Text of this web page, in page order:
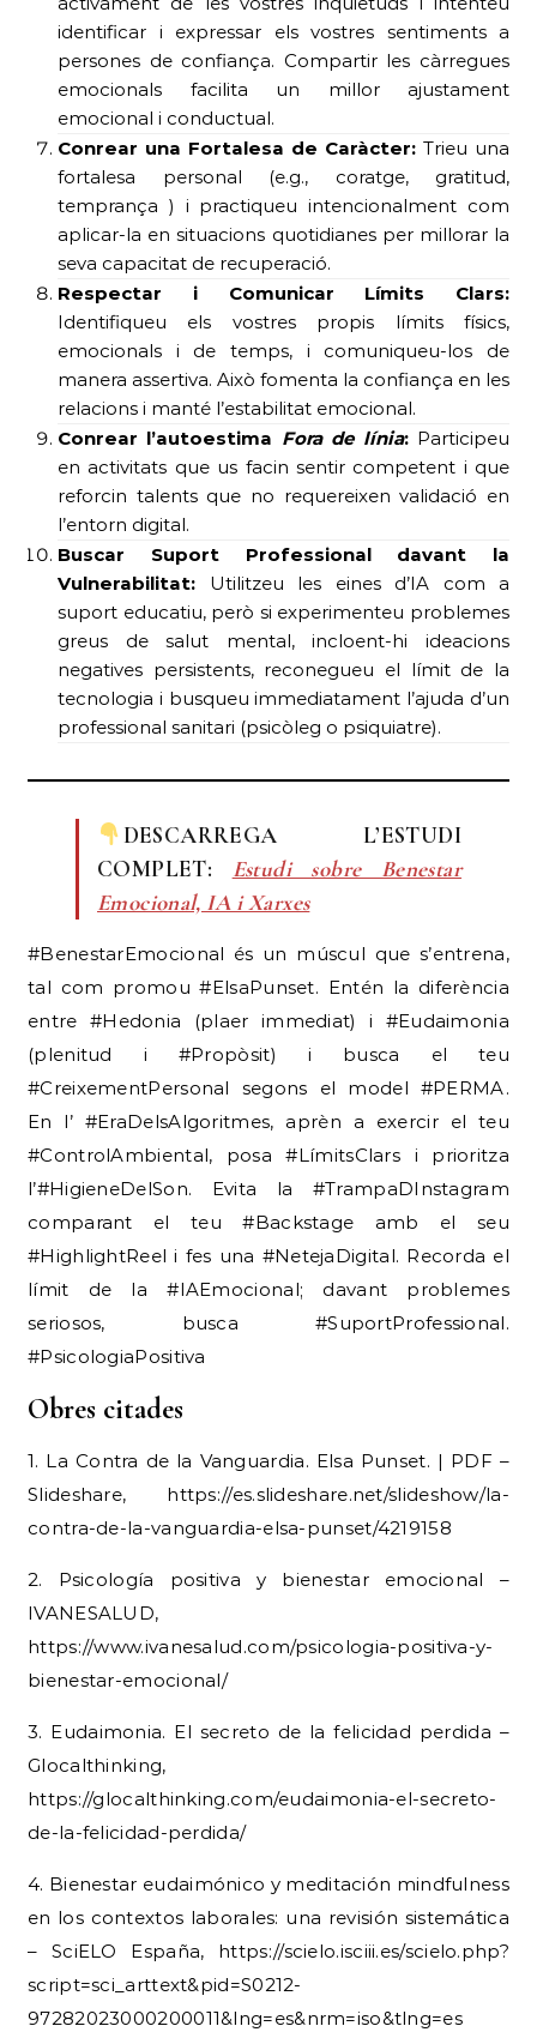
identificar i expressar els vostres sentiments a
persones de confiança. Compartir les càrregues
emocionals facilita un millor ajustament
emocional i conductual.
Conrear una Fortalesa de Caràcter: Trieu una
fortalesa personal (e.g., coratge, gratitud,
temprança ) i practiqueu intencionalment com
aplicar-la en situacions quotidianes per millorar la
seva capacitat de recuperació.
Respectar i Comunicar Límits Clars:
Identifiqueu els vostres propis límits físics,
emocionals i de temps, i comuniqueu-los de
manera assertiva. Això fomenta la confiança en les
relacions i manté l’estabilitat emocional.
Conrear l’autoestima Fora de línia:Participeu
en activitats que us facin sentir competent i que
reforcin talents que no requereixen validació en
l’entorn digital.
Buscar Suport Professional davant la
Vulnerabilitat: Utilitzeu les eines d’IA com a
suport educatiu, però si experimenteu problemes
greus de salut mental, incloent-hi ideacions
negatives persistents, reconegueu el límit de la
tecnologia i busqueu immediatament l’ajuda d’un
professional sanitari (psicòleg o psiquiatre).
DESCARREGA L’ESTUDI
COMPLET: Estudi sobre Benestar
Emocional, IA i Xarxes
#BenestarEmocional és un múscul que s’entrena,
tal com promou #ElsaPunset. Entén la diferència
entre #Hedonia (plaer immediat) i #Eudaimonia
(plenitud i #Propòsit) i busca el teu
#CreixementPersonal segons el model #PERMA.
En l’ #EraDelsAlgoritmes, aprèn a exercir el teu
#ControlAmbiental, posa #LímitsClars i prioritza
l’#HigieneDelSon. Evita la #TrampaDInstagram
comparant el teu #Backstage amb el seu
#HighlightReel i fes una #NetejaDigital. Recorda el
límit de la #IAEmocional; davant problemes
seriosos, busca #SuportProfessional.
#PsicologiaPositiva
Obres citades
1. La Contra de la Vanguardia. Elsa Punset. | PDF –
Slideshare, https://es.slideshare.net/slideshow/la-
contra-de-la-vanguardia-elsa-punset/4219158
2. Psicología positiva y bienestar emocional –
IVANESALUD,
https://www.ivanesalud.com/psicologia-positiva-y-
bienestar-emocional/
3. Eudaimonia. El secreto de la felicidad perdida –
Glocalthinking,
https://glocalthinking.com/eudaimonia-el-secreto-
de-la-felicidad-perdida/
4. Bienestar eudaimónico y meditación mindfulness
en los contextos laborales: una revisión sistemática
– SciELO España, https://scielo.isciii.es/scielo.php?
script=sci_arttext&pid=S0212-
97282023000200011&lng=es&nrm=iso&tlng=es